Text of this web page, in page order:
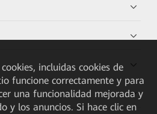
incluidas cookies de
funcione correctamente y para
una funcionalidad mejorada y
y los anuncios. Si hace clic en